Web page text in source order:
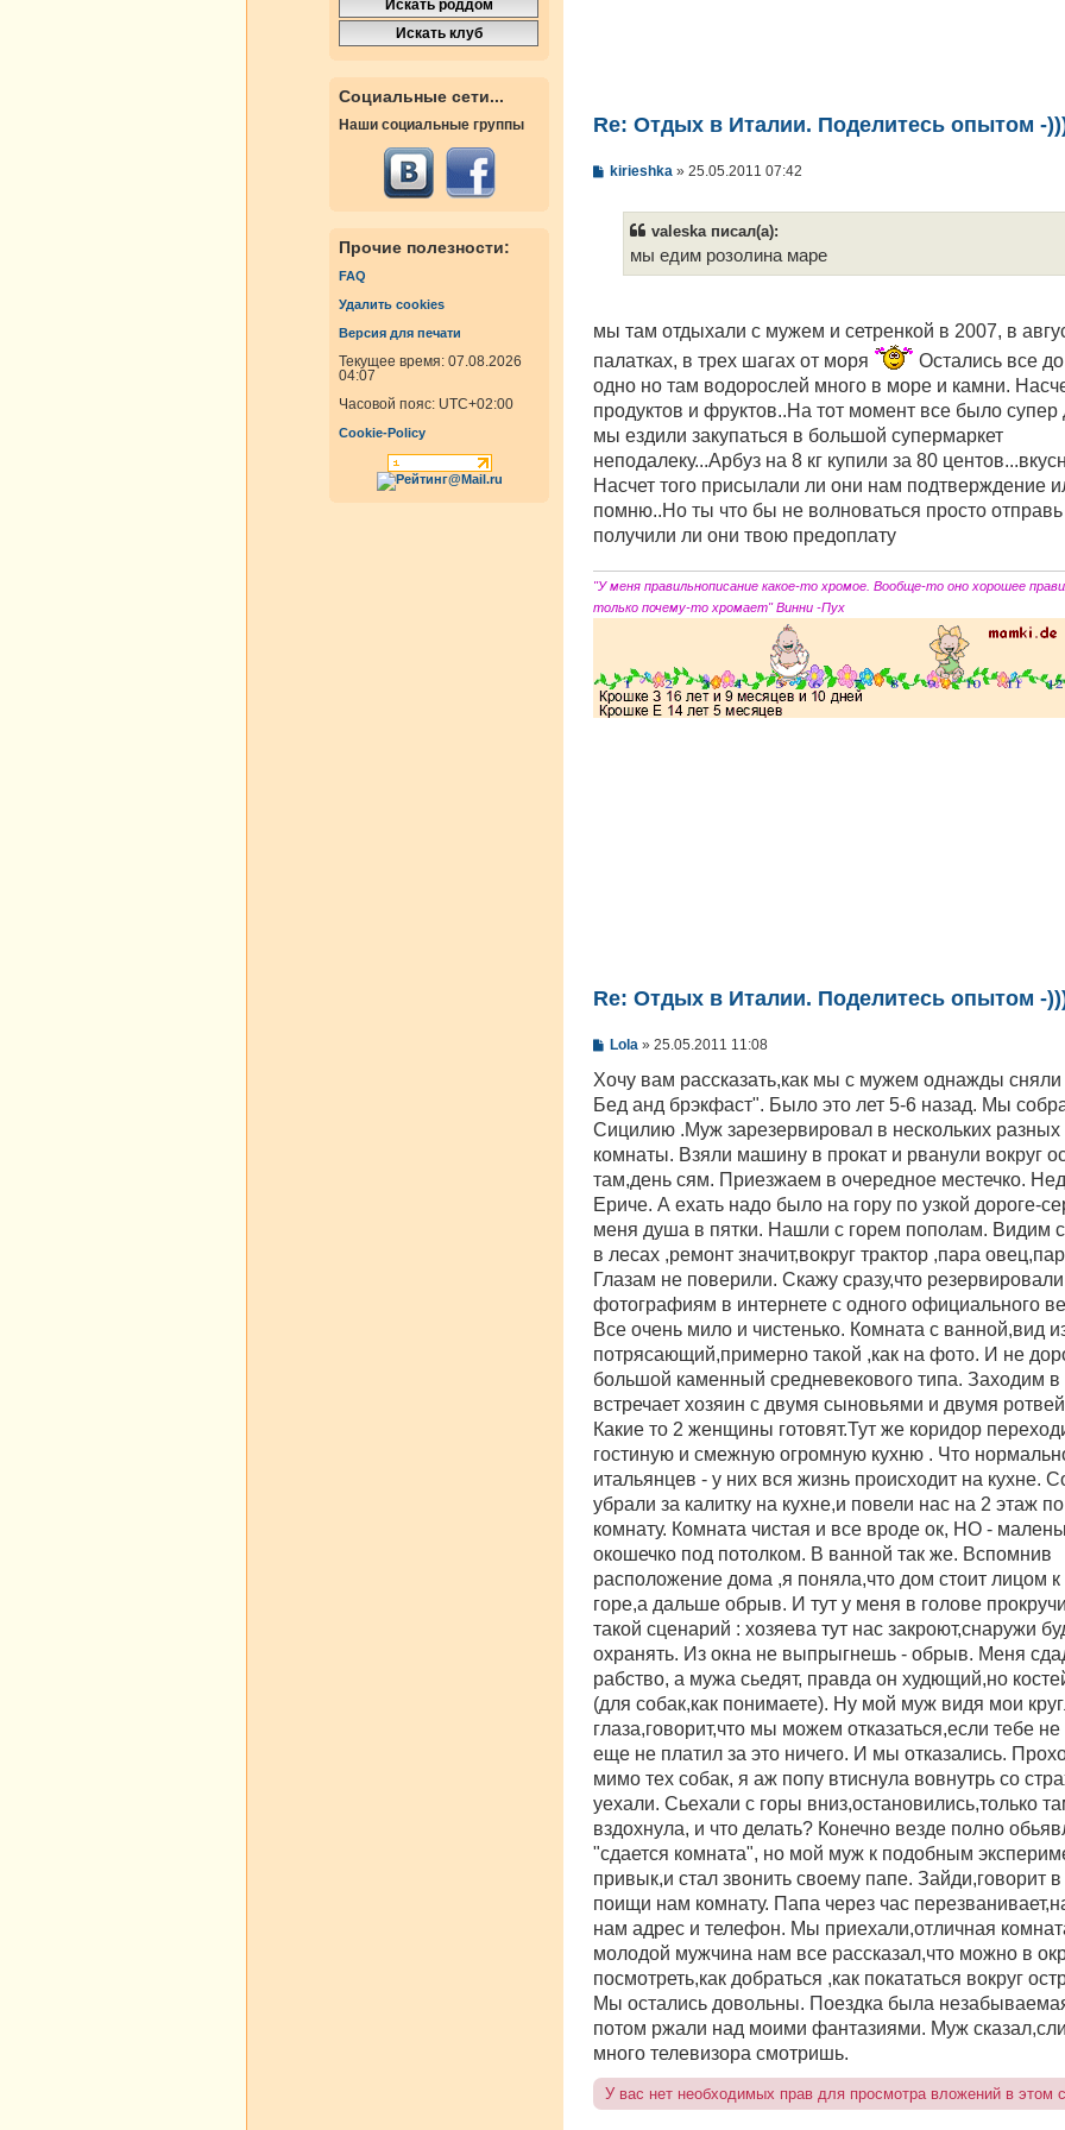
Социальные сети...
Наши социальные группы
Прочие полезности:
FAQ
Удалить cookies
Версия для печати
Текущее время: 07.08.2026
04:07
Часовой пояс: UTC+02:00
Cookie-Policy
Re: Отдых в Италии. Поделитесь опытом -
С
kirieshka » 25.05.2011 07:42
valeska писал(а):
мы едим розолина маре
мы там отдыхали с мужем и сетренкой в 2007, в
палатках, в трех шагах от моря
Остались все
одно но там водорослей много в море и камни.
продуктов и фруктов..На тот момент все было
мы ездили закупаться в большой супермаркет
неподалеку...Арбуз на 8 кг купили за 80
Насчет того присылали ли они нам подтверждение
помню..Но ты что бы не волноваться просто
получили ли они твою предоплату
"У меня правильнописание какое-то хромое. Вообще-то оно хорошее
только почему-то хромает" Винни -Пух
Re: Отдых в Италии. Поделитесь опытом -
С
о
щ
е
и
е
Lola » 25.05.2011 11:08
Хочу вам рассказать,как мы с мужем однажды сняли
Бед анд брэкфаст". Было это лет 5-6 назад. Мы
Сицилию .Муж зарезервировал в нескольких разных
комнаты. Взяли машину в прокат и рванули вокруг
там,день сям. Приезжаем в очередное местечко.
Ериче. А ехать надо было на гору по узкой дороге-
меня душа в пятки. Нашли с горем пополам. Видим
в лесах ,ремонт значит,вокруг трактор ,пара
Глазам не поверили. Скажу сразу,что
фотографиям в интернете с одного официального
Все очень мило и чистенько. Комната с ванной,вид
потрясающий,примерно такой ,как на фото. И не
большой каменный средневекового типа. Заходим
встречает хозяин с двумя сыновьями и двумя
Какие то 2 женщины готовят.Тут же коридор
гостиную и смежную огромную кухню . Что
итальянцев - у них вся жизнь происходит на кухне.
убрали за калитку на кухне,и повели нас на 2 этаж
комнату. Комната чистая и все вроде ок, НО -
окошечко под потолком. В ванной так же. Вспомнив
расположение дома ,я поняла,что дом стоит лицом
горе,а дальше обрыв. И тут у меня в голове
такой сценарий : хозяева тут нас закроют,снаружи
охранять. Из окна не выпрыгнешь - обрыв. Меня
рабство, а мужа сьедят, правда он худющий,но
(для собак,как понимаете). Ну мой муж видя мои
глаза,говорит,что мы можем отказаться,если тебе
еще не платил за это ничего. И мы отказались.
мимо тех собак, я аж попу втиснула вовнутрь со
уехали. Сьехали с горы вниз,остановились,только
вздохнула, и что делать? Конечно везде полно
"сдается комната", но мой муж к подобным
привык,и стал звонить своему папе. Зайди,говорит в
поищи нам комнату. Папа через час
нам адрес и телефон. Мы приехали,отличная
молодой мужчина нам все рассказал,что можно в
посмотреть,как добраться ,как покататься вокруг
Мы остались довольны. Поездка была
потом ржали над моими фантазиями. Муж
много телевизора смотришь.
У вас нет необходимых прав для просмотра вложений в этом